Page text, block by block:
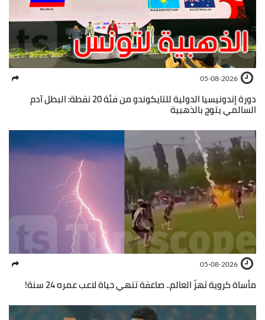
05-08-2026
دورة إندونيسيا الدولية للتايكوندو من فئة 20 نقطة: البطل آدم
السالمي يتوج بالذهبية
05-08-2026
مأساة كروية تهزّ العالم.. صاعقة تنهي حياة لاعب عمره 24 سنة!